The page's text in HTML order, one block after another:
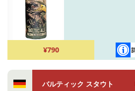
¥790
バルティック スタウト